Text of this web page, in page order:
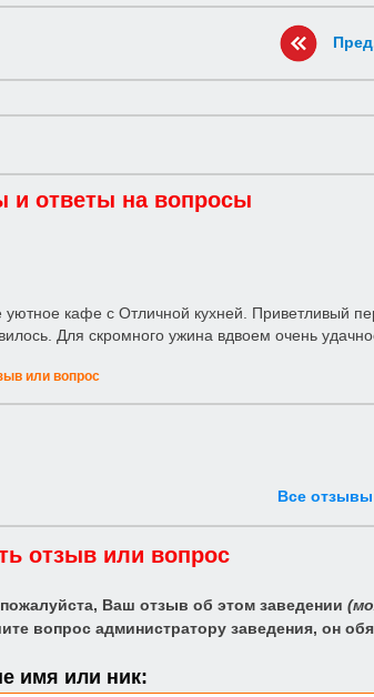
и ответы на вопросы
кафе с Отличной кухней. Приветливый
Для скромного ужина вдвоем очень
или вопрос
Все отзывы
отзыв или вопрос
Ваш отзыв об этом заведении
вопрос администратору заведения, он
имя или ник: